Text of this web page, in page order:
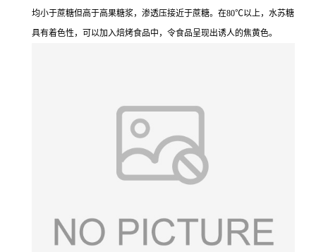
均小于蔗糖但高于高果糖浆，渗透压接近于蔗糖。在80℃以上，水苏糖
具有着色性，可以加入焙烤食品中，令食品呈现出诱人的焦黄色。